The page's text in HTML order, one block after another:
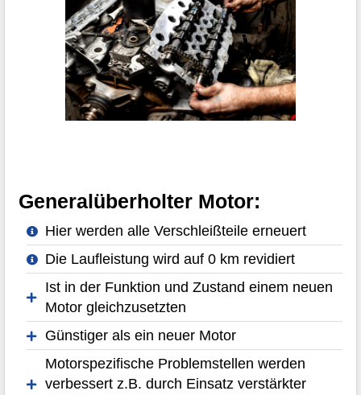
Generalüberholter Motor:
Hier werden alle Verschleißteile erneuert
Die Laufleistung wird auf 0 km revidiert
Ist in der Funktion und Zustand einem neuen
Motor gleichzusetzten
Günstiger als ein neuer Motor
Motorspezifische Problemstellen werden
verbessert z.B. durch Einsatz verstärkter